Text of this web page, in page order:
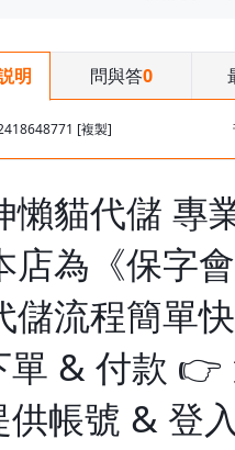
明 問與答0
[複製]
懶貓代儲 專
店為《保字
儲流程簡單
單 & 付款
供帳號 & 登